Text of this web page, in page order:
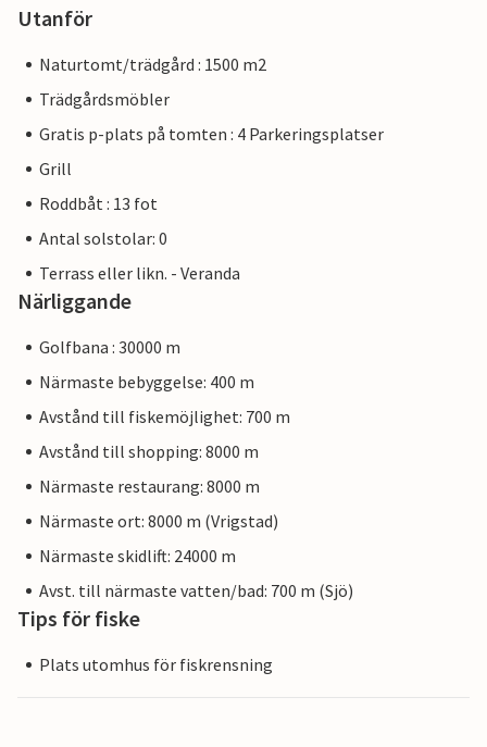
Utanför
Naturtomt/trädgård : 1500 m2
Trädgårdsmöbler
Gratis p-plats på tomten : 4 Parkeringsplatser
Grill
Roddbåt : 13 fot
Antal solstolar: 0
Terrass eller likn. - Veranda
Närliggande
Golfbana : 30000 m
Närmaste bebyggelse: 400 m
Avstånd till fiskemöjlighet: 700 m
Avstånd till shopping: 8000 m
Närmaste restaurang: 8000 m
Närmaste ort: 8000 m (Vrigstad)
Närmaste skidlift: 24000 m
Avst. till närmaste vatten/bad: 700 m (Sjö)
Tips för fiske
Plats utomhus för fiskrensning